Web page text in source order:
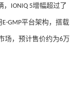
， IONIQ 5增幅超过了
E-GMP平台架构，搭载
场，预计售价约为6万